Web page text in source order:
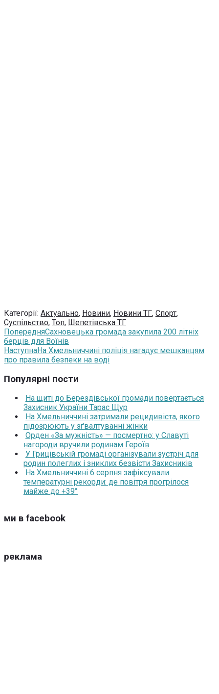
Категорії: Актуально, Новини, Новини ТГ, Спорт,
Суспільство, Топ, Шепетівська ТГ
ПопередняСахновецька громада закупила 200 літніх
берців для Воїнів
НаступнаНа Хмельниччині поліція нагадує мешканцям
про правила безпеки на воді
Популярні пости
На щиті до Берездівської громади повертається
Захисник України Тарас Щур
На Хмельниччині затримали рецидивіста, якого
підозрюють у зґвалтуванні жінки
Орден «За мужність» — посмертно: у Славуті
нагороди вручили родинам Героїв
У Грицівській громаді організували зустріч для
родин полеглих і зниклих безвісти Захисників
На Хмельниччині 6 серпня зафіксували
температурні рекорди: де повітря прогрілося
майже до +39°
ми в facebook
реклама